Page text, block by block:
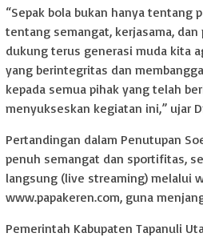
“Sepak bola bukan hanya tentang
tentang semangat, kerjasama, dan
dukung terus generasi muda kita
yang berintegritas dan
kepada semua pihak yang telah
menyukseskan kegiatan ini,” ujar
Pertandingan dalam Penutupan
penuh semangat dan sportifitas,
langsung (live streaming) melalui
www.papakeren.com, guna
Pemerintah Kabupaten Tapanuli